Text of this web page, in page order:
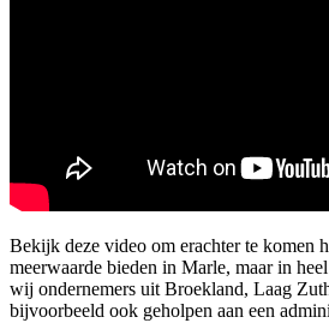
Bekijk deze video om erachter te komen
meerwaarde bieden in Marle, maar in
wij ondernemers uit Broekland, Laag
bijvoorbeeld ook geholpen aan een